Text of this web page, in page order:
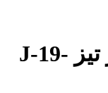
اکارتور چنگکی خودکار تیز J-19-